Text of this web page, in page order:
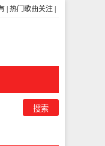
热门歌曲关注